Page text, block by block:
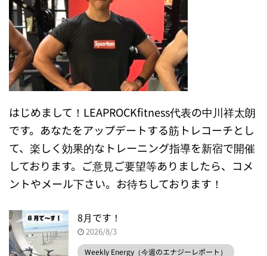
はじめまして！LEAPROCKfitness代表の中川祥太朗
です。あなたをアップデートする筋トレコーチとし
て、楽しく効果的なトレーニング指導を新宿で開催
しております。ご意見ご要望等ありましたら、コメ
ントやメール下さい。お待ちしております！
8月です！
2026/8/3
Weekly Energy（今週のエナジーレポート）